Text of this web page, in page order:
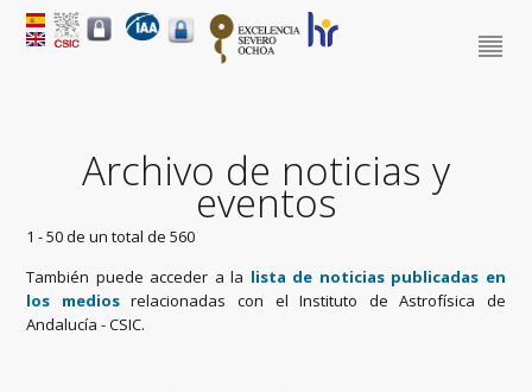
Archivo de noticias y
eventos
1 - 50 de un total de 560
También puede acceder a la lista de noticias publicadas en
los mediosrelacionadas con el Instituto de Astrofísica de
Andalucía - CSIC.